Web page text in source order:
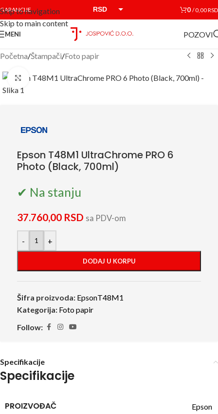
Skip to navigation
Skip to main content
GARANCIJE RSD 0 /0,00RSD
MENI POZOVI
Početna/Štampači/Foto papir
Click to enlarge
Epson T48M1 UltraChrome PRO 6
Photo (Black, 700ml)
✔ Na stanju
37.760,00 RSD sa PDV-om
- +
DODAJ U KORPU
Šifra proizvoda: EpsonT48M1
Kategorija: Foto papir
Follow:
Specifikacije
Specifikacije
PROIZVOĐAČ Epson